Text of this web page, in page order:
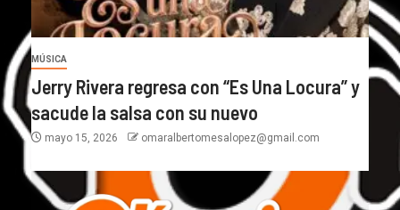
MÚSICA
Jerry Rivera regresa con “Es Una Locura” y
sacude la salsa con su nuevo
mayo 15, 2026 omaralbertomesalopez@gmail.com